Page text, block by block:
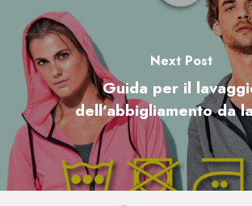
Next Post
Guida per il
dell’abbigliamento da